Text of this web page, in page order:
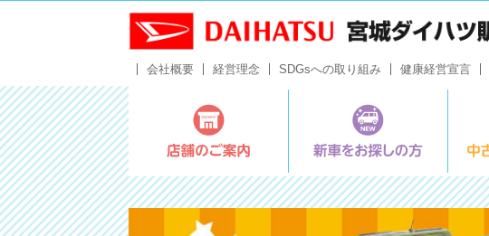
会社概要 経営理念 SDGsへの取り組み 健康経営宣言